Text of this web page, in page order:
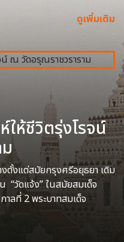
ดูเพิ่มเติม
ห์ให้ชีวิตรุ่งโรจน์
งตั้งแต่สมัยกรุงศรีอยุธยา เดิม
“วัดแจ้ง” ในสมัยสมเด็จ
าลที่ 2 พระบาทสมเด็จ